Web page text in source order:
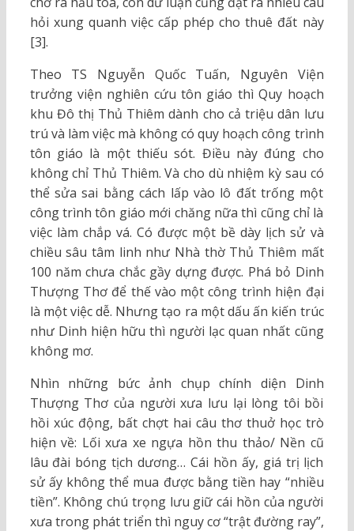
hỏi xung quanh việc cấp phép cho thuê đất này
[3].
Theo TS Nguyễn Quốc Tuấn, Nguyên Viện
trưởng viện nghiên cứu tôn giáo thì Quy hoạch
khu Đô thị Thủ Thiêm dành cho cả triệu dân lưu
trú và làm việc mà không có quy hoạch công trình
tôn giáo là một thiếu sót. Điều này đúng cho
không chỉ Thủ Thiêm. Và cho dù nhiệm kỳ sau có
thể sửa sai bằng cách lấp vào lô đất trống một
công trình tôn giáo mới chăng nữa thì cũng chỉ là
việc làm chắp vá. Có được một bề dày lịch sử và
chiều sâu tâm linh như Nhà thờ Thủ Thiêm mất
100 năm chưa chắc gầy dựng được. Phá bỏ Dinh
Thượng Thơ để thế vào một công trình hiện đại
là một việc dễ. Nhưng tạo ra một dấu ấn kiến trúc
như Dinh hiện hữu thì người lạc quan nhất cũng
không mơ.
Nhìn những bức ảnh chụp chính diện Dinh
Thượng Thơ của người xưa lưu lại lòng tôi bồi
hồi xúc động, bất chợt hai câu thơ thuở học trò
hiện về: Lối xưa xe ngựa hồn thu thảo/ Nền cũ
lâu đài bóng tịch dương… Cái hồn ấy, giá trị lịch
sử ấy không thể mua được bằng tiền hay “nhiều
tiền”. Không chú trọng lưu giữ cái hồn của người
xưa trong phát triển thì nguy cơ “trật đường ray”,